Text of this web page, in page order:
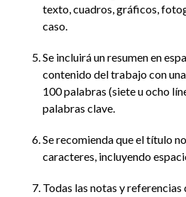
texto, cuadros, gráficos,
caso.
Se incluirá un resumen en
contenido del trabajo con
100 palabras (siete u ocho
palabras clave.
Se recomienda que el título
caracteres, incluyendo
Todas las notas y referencias